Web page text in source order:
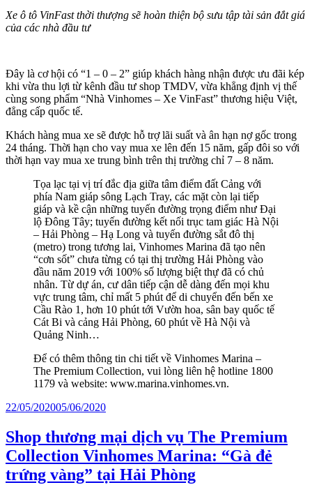
Xe ô tô VinFast thời thượng sẽ hoàn thiện bộ sưu tập tài sản đắt giá
của các nhà đầu tư
Đây là cơ hội có “1 – 0 – 2” giúp khách hàng nhận được ưu đãi kép
khi vừa thu lợi từ kênh đầu tư shop TMDV, vừa khẳng định vị thế
cùng song phẩm “Nhà Vinhomes – Xe VinFast” thương hiệu Việt,
đẳng cấp quốc tế.
Khách hàng mua xe sẽ được hỗ trợ lãi suất và ân hạn nợ gốc trong
24 tháng. Thời hạn cho vay mua xe lên đến 15 năm, gấp đôi so với
thời hạn vay mua xe trung bình trên thị trường chỉ 7 – 8 năm.
Tọa lạc tại vị trí đắc địa giữa tâm điểm đất Cảng với
phía Nam giáp sông Lạch Tray, các mặt còn lại tiếp
giáp và kề cận những tuyến đường trọng điểm như Đại
lộ Đông Tây; tuyến đường kết nối trục tam giác Hà Nội
– Hải Phòng – Hạ Long và tuyến đường sắt đô thị
(metro) trong tương lai, Vinhomes Marina đã tạo nên
“cơn sốt” chưa từng có tại thị trường Hải Phòng vào
đầu năm 2019 với 100% số lượng biệt thự đã có chủ
nhân. Từ dự án, cư dân tiếp cận dễ dàng đến mọi khu
vực trung tâm, chỉ mất 5 phút để di chuyển đến bến xe
Cầu Rào 1, hơn 10 phút tới Vườn hoa, sân bay quốc tế
Cát Bi và cảng Hải Phòng, 60 phút về Hà Nội và
Quảng Ninh…
Để có thêm thông tin chi tiết về Vinhomes Marina –
The Premium Collection, vui lòng liên hệ hotline 1800
1179 và website: www.marina.vinhomes.vn.
Posted
22/05/202005/06/2020
Shop thương mại dịch vụ The Premium
Collection Vinhomes Marina: “Gà đẻ
trứng vàng” tại Hải Phòng